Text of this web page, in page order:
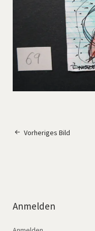
Vorheriges Bild
Anmelden